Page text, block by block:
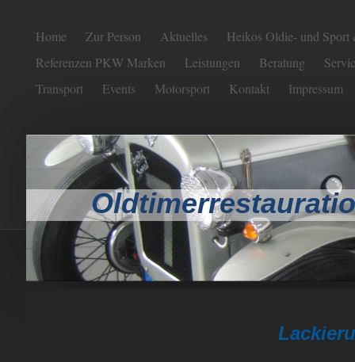
Home Zur Person Aktuelles
Heikos Oldie- und Sport
Referenzen PKW Marken
Leistungen Beratung
Transport
Events Motorsport Kontakt Impressum